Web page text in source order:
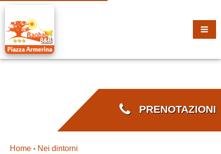
PRENOTAZIONI
Home - Nei dintorni